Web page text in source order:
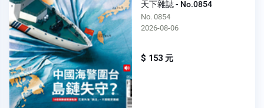
天下雜誌 - No.0854
No. 0854
2026-08-06
$ 153 元